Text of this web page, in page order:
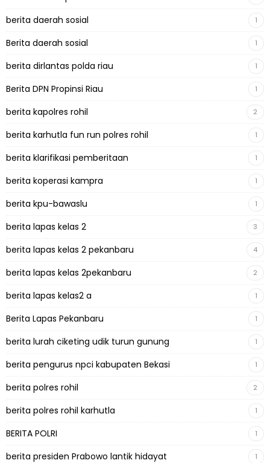
berita daerah sosial 1
Berita daerah sosial 1
berita dirlantas polda riau 1
Berita DPN Propinsi Riau 1
berita kapolres rohil 2
berita karhutla fun run polres rohil 1
berita klarifikasi pemberitaan 1
berita koperasi kampra 1
berita kpu-bawaslu 1
berita lapas kelas 2 3
berita lapas kelas 2 pekanbaru 4
berita lapas kelas 2pekanbaru 2
berita lapas kelas2 a 1
Berita Lapas Pekanbaru 1
berita lurah ciketing udik turun gunung 1
berita pengurus npci kabupaten Bekasi 1
berita polres rohil 2
berita polres rohil karhutla 1
BERITA POLRI 1
berita presiden Prabowo lantik hidayat 1